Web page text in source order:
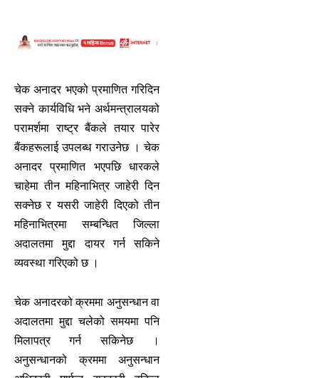
चेक अनादर भएको प्रमाणित गरिदिन
सक्ने कार्यविधि भने अर्थमन्त्रालयको
परामर्शमा राष्ट्र बैंकले तयार पारेर
बैंकहरूलाई उपलब्ध गराउनेछ । चेक
अनादर प्रमाणित भएपछि धारकले
चाहेमा तीन महिनाभित्र जाहेरी दिन
सक्नेछ र यसरी जाहेरी दिएको तीन
महिनाभित्रमा सम्बन्धित जिल्ला
अदालतमा मुद्दा दायर गर्न सकिने
व्यवस्था गरिएको छ ।
चेक अनादरको क्रममा अनुसन्धान वा
अदालतमा मुद्दा चलेको समयमा पनि
मिलापत्र गर्न सकिनेछ ।
अनुसन्धानको क्रममा अनुसन्धान